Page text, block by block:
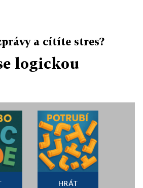
a cítíte stres?
logickou
HRÁT